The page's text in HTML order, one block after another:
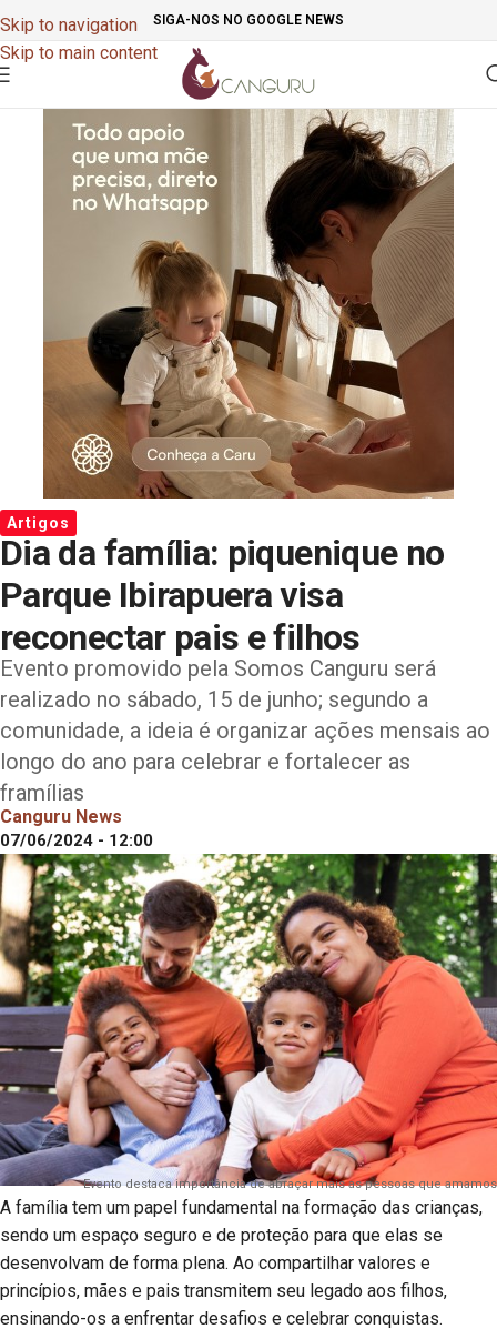
Skip to navigation
Skip to main content
SIGA-NOS NO GOOGLE NEWS
Artigos
Dia da família: piquenique no
Parque Ibirapuera visa
reconectar pais e filhos
Evento promovido pela Somos Canguru será
realizado no sábado, 15 de junho; segundo a
comunidade, a ideia é organizar ações mensais ao
longo do ano para celebrar e fortalecer as
framílias
Canguru News
07/06/2024 - 12:00
Evento destaca importância de abraçar mais as pessoas que amamos
A família tem um papel fundamental na formação das crianças,
sendo um espaço seguro e de proteção para que elas se
desenvolvam de forma plena. Ao compartilhar valores e
princípios, mães e pais transmitem seu legado aos filhos,
ensinando-os a enfrentar desafios e celebrar conquistas.